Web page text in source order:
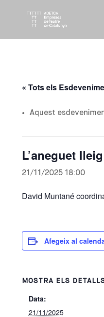
« Tots els
Aquest
L’aneguet lleig
21/11/2025 18:00
David Muntané
Afegeix al
MOSTRA ELS
Data:
21/11/2025